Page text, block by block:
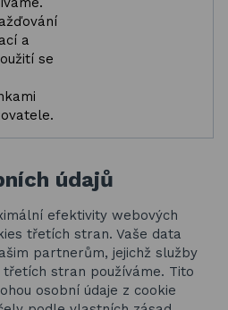
a
se
údajů
efektivity webových
třetích stran. Vaše data
partnerům, jejichž služby
stran používáme. Tito
osobní údaje z cookie